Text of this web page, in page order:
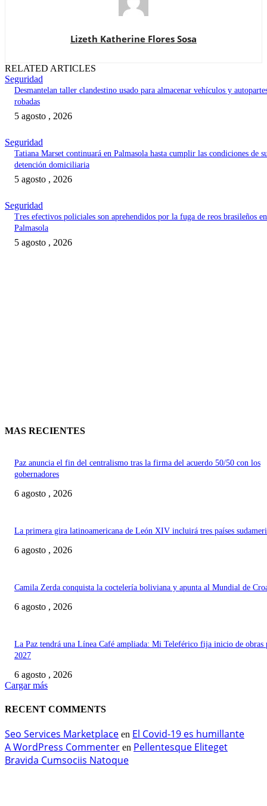
Lizeth Katherine Flores Sosa
RELATED ARTICLES
Seguridad
Desmantelan taller clandestino usado para almacenar vehículos y
robadas
5 agosto , 2026
Seguridad
Tatiana Marset continuará en Palmasola hasta cumplir las condiciones de
detención domiciliaria
5 agosto , 2026
Seguridad
Tres efectivos policiales son aprehendidos por la fuga de reos brasileños en
Palmasola
5 agosto , 2026
MAS RECIENTES
Paz anuncia el fin del centralismo tras la firma del acuerdo 50/50 con los
gobernadores
6 agosto , 2026
La primera gira latinoamericana de León XIV incluirá tres países
6 agosto , 2026
Camila Zerda conquista la coctelería boliviana y apunta al Mundial de
6 agosto , 2026
La Paz tendrá una Línea Café ampliada: Mi Teleférico fija inicio de obras
2027
6 agosto , 2026
Cargar más
RECENT COMMENTS
Seo Services Marketplace en El Covid-19 es humillante
A WordPress Commenter en Pellentesque Eliteget
Bravida Cumsociis Natoque